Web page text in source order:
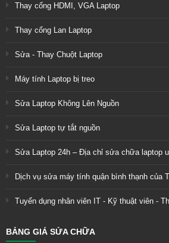
Thay cổng HDMI, VGA Laptop
Thay cổng Lan Laptop
Sửa - Thay Chuột Laptop
Máy tính Laptop bị treo
Sửa Laptop Không Lên Nguồn
Sửa Laptop tự tắt nguồn
Sửa Laptop 24h – Địa chỉ sửa chữa laptop
Dịch vụ sửa máy tính quận bình thạnh của
Tuyển dụng nhân viên IT - Kỹ thuật viên -
BẢNG GIÁ SỬA CHỮA